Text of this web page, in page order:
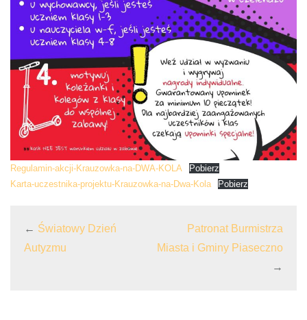
Regulamin-akcji-Krauzowka-na-DWA-KOLA
Pobierz
Karta-uczestnika-projektu-Krauzowka-na-Dwa-Kola
Pobierz
← Światowy Dzień
Autyzmu
Patronat Burmistrza
Miasta i Gminy Piaseczno
→